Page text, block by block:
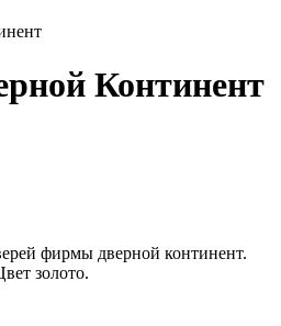
Континент
фирмы дверной континент.
золото.